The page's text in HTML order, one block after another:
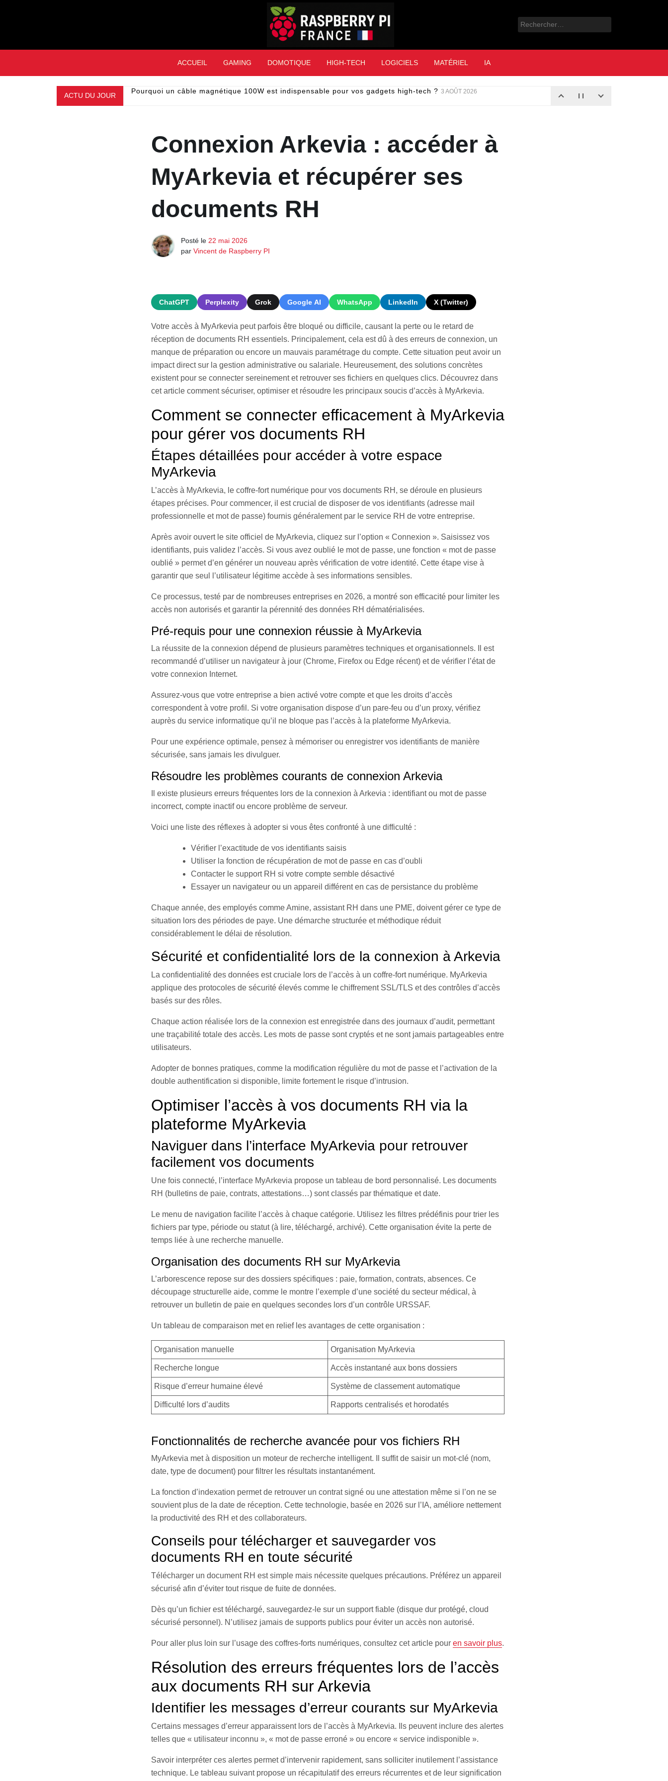
Raspberry Pi France
Rechercher :
ACCUEIL GAMING DOMOTIQUE HIGH-TECH LOGICIELS MATÉRIEL IA
ACTU DU JOUR Pourquoi un câble magnétique 100W est indispensable pour vos gadgets high-tech ?
Connexion Arkevia : accéder à
MyArkevia et récupérer ses
documents RH
Posté le 22 mai 2026
par Vincent de Raspberry PI
ChatGPT Perplexity Grok Google AI WhatsApp LinkedIn X (Twitter)
Votre accès à MyArkevia peut parfois être bloqué ou difficile, causant la perte ou le retard de
réception de documents RH essentiels. Principalement, cela est dû à des erreurs de connexion, un
manque de préparation ou encore un mauvais paramétrage du compte. Cette situation peut avoir un
impact direct sur la gestion administrative ou salariale. Heureusement, des solutions concrètes
existent pour se connecter sereinement et retrouver ses fichiers en quelques clics. Découvrez dans
cet article comment sécuriser, optimiser et résoudre les principaux soucis d’accès à MyArkevia.
Comment se connecter efficacement à MyArkevia
pour gérer vos documents RH
Étapes détaillées pour accéder à votre espace
MyArkevia
L’accès à MyArkevia, le coffre-fort numérique pour vos documents RH, se déroule en plusieurs
étapes précises. Pour commencer, il est crucial de disposer de vos identifiants (adresse mail
professionnelle et mot de passe) fournis généralement par le service RH de votre entreprise.
Après avoir ouvert le site officiel de MyArkevia, cliquez sur l’option « Connexion ». Saisissez vos
identifiants, puis validez l’accès. Si vous avez oublié le mot de passe, une fonction « mot de passe
oublié » permet d’en générer un nouveau après vérification de votre identité. Cette étape vise à
garantir que seul l’utilisateur légitime accède à ses informations sensibles.
Ce processus, testé par de nombreuses entreprises en 2026, a montré son efficacité pour limiter les
accès non autorisés et garantir la pérennité des données RH dématérialisées.
Pré-requis pour une connexion réussie à MyArkevia
La réussite de la connexion dépend de plusieurs paramètres techniques et organisationnels. Il est
recommandé d’utiliser un navigateur à jour (Chrome, Firefox ou Edge récent) et de vérifier l’état de
votre connexion Internet.
Assurez-vous que votre entreprise a bien activé votre compte et que les droits d’accès
correspondent à votre profil. Si votre organisation dispose d’un pare-feu ou d’un proxy, vérifiez
auprès du service informatique qu’il ne bloque pas l’accès à la plateforme MyArkevia.
Pour une expérience optimale, pensez à mémoriser ou enregistrer vos identifiants de manière
sécurisée, sans jamais les divulguer.
Résoudre les problèmes courants de connexion Arkevia
Il existe plusieurs erreurs fréquentes lors de la connexion à Arkevia : identifiant ou mot de passe
incorrect, compte inactif ou encore problème de serveur.
Voici une liste des réflexes à adopter si vous êtes confronté à une difficulté :
Vérifier l’exactitude de vos identifiants saisis
Utiliser la fonction de récupération de mot de passe en cas d’oubli
Contacter le support RH si votre compte semble désactivé
Essayer un navigateur ou un appareil différent en cas de persistance du problème
Chaque année, des employés comme Amine, assistant RH dans une PME, doivent gérer ce type de
situation lors des périodes de paye. Une démarche structurée et méthodique réduit
considérablement le délai de résolution.
Sécurité et confidentialité lors de la connexion à Arkevia
La confidentialité des données est cruciale lors de l’accès à un coffre-fort numérique. MyArkevia
applique des protocoles de sécurité élevés comme le chiffrement SSL/TLS et des contrôles d’accès
basés sur des rôles.
Chaque action réalisée lors de la connexion est enregistrée dans des journaux d’audit, permettant
une traçabilité totale des accès. Les mots de passe sont cryptés et ne sont jamais partageables entre
utilisateurs.
Adopter de bonnes pratiques, comme la modification régulière du mot de passe et l’activation de la
double authentification si disponible, limite fortement le risque d’intrusion.
Optimiser l’accès à vos documents RH via la
plateforme MyArkevia
Naviguer dans l’interface MyArkevia pour retrouver
facilement vos documents
Une fois connecté, l’interface MyArkevia propose un tableau de bord personnalisé. Les documents
RH (bulletins de paie, contrats, attestations…) sont classés par thématique et date.
Le menu de navigation facilite l’accès à chaque catégorie. Utilisez les filtres prédéfinis pour trier les
fichiers par type, période ou statut (à lire, téléchargé, archivé). Cette organisation évite la perte de
temps liée à une recherche manuelle.
Organisation des documents RH sur MyArkevia
L’arborescence repose sur des dossiers spécifiques : paie, formation, contrats, absences. Ce
découpage structurelle aide, comme le montre l’exemple d’une société du secteur médical, à
retrouver un bulletin de paie en quelques secondes lors d’un contrôle URSSAF.
Un tableau de comparaison met en relief les avantages de cette organisation :
Organisation manuelle Organisation MyArkevia
Recherche longue Accès instantané aux bons dossiers
Risque d’erreur humaine élevé Système de classement automatique
Difficulté lors d’audits Rapports centralisés et horodatés
Fonctionnalités de recherche avancée pour vos fichiers RH
MyArkevia met à disposition un moteur de recherche intelligent. Il suffit de saisir un mot-clé (nom,
date, type de document) pour filtrer les résultats instantanément.
La fonction d’indexation permet de retrouver un contrat signé ou une attestation même si l’on ne se
souvient plus de la date de réception. Cette technologie, basée en 2026 sur l’IA, améliore nettement
la productivité des RH et des collaborateurs.
Conseils pour télécharger et sauvegarder vos
documents RH en toute sécurité
Télécharger un document RH est simple mais nécessite quelques précautions. Préférez un appareil
sécurisé afin d’éviter tout risque de fuite de données.
Dès qu’un fichier est téléchargé, sauvegardez-le sur un support fiable (disque dur protégé, cloud
sécurisé personnel). N’utilisez jamais de supports publics pour éviter un accès non autorisé.
Pour aller plus loin sur l’usage des coffres-forts numériques, consultez cet article pour en savoir plus.
Résolution des erreurs fréquentes lors de l’accès
aux documents RH sur Arkevia
Identifier les messages d’erreur courants sur MyArkevia
Certains messages d’erreur apparaissent lors de l’accès à MyArkevia. Ils peuvent inclure des alertes
telles que « utilisateur inconnu », « mot de passe erroné » ou encore « service indisponible ».
Savoir interpréter ces alertes permet d’intervenir rapidement, sans solliciter inutilement l’assistance
technique. Le tableau suivant propose un récapitulatif des erreurs récurrentes et de leur signification